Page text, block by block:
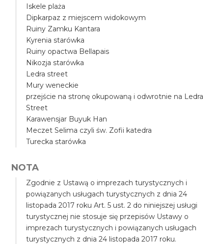
Iskele plaża
Dipkarpaz z miejscem widokowym
Ruiny Zamku Kantara
Kyrenia starówka
Ruiny opactwa Bellapais
Nikozja starówka
Ledra street
Mury weneckie
przejście na stronę okupowaną i odwrotnie na Ledra
Street
Karawensjar Buyuk Han
Meczet Selima czyli św. Zofii katedra
Turecka starówka
NOTA
Zgodnie z Ustawą o imprezach turystycznych i
powiązanych usługach turystycznych z dnia 24
listopada 2017 roku Art. 5 ust. 2 do niniejszej usługi
turystycznej nie stosuje się przepisów Ustawy o
imprezach turystycznych i powiązanych usługach
turystycznych z dnia 24 listopada 2017 roku.